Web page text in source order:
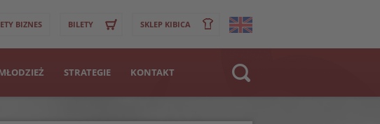
BIZNES BILETY SKLEP KIBICA
STRATEGIE KONTAKT
>
Strona WWW